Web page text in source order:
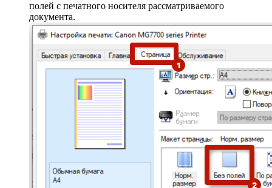
полей с печатного носителя рассматриваемого
документа.